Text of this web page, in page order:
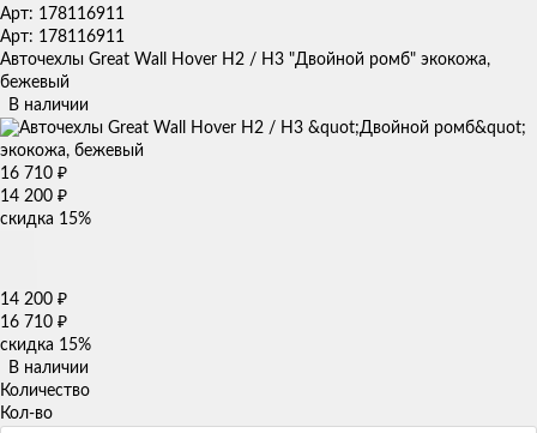
Арт: 178116911
Арт: 178116911
Авточехлы Great Wall Hover H2 / H3 "Двойной ромб" экокожа,
бежевый
В наличии
16 710 ₽
14 200 ₽
скидка 15%
14 200 ₽
16 710 ₽
скидка 15%
В наличии
Количество
Кол-во